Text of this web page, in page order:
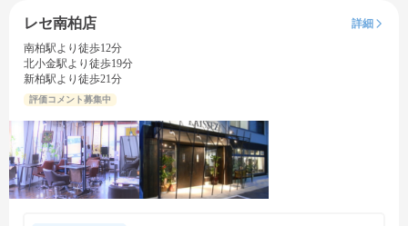
レセ南柏店
詳細
南柏駅より徒歩12分
北小金駅より徒歩19分
新柏駅より徒歩21分
評価コメント募集中